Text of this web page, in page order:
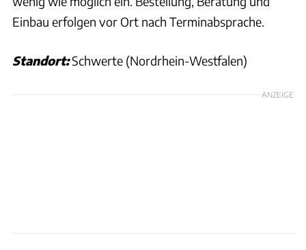
Einbau erfolgen vor Ort nach Terminabsprache.
Standort:Schwerte (Nordrhein-Westfalen)
ANZEIGE